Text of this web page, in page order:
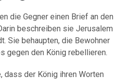
die Gegner einen Brief an den
beschreiben sie Jerusalem
Sie behaupten, die Bewohner
gegen den König rebellieren.
dass der König ihren Worten